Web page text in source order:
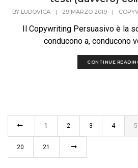
BY LUDOVICA | 29 MARZO 2019 |
Il Copywriting Persuasivo è la
conducono a, conducono
CONTINUE
1 2 3 4 5
20 21